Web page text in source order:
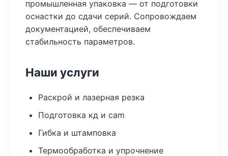
промышленная упаковка — от подготовки
оснастки до сдачи серий. Сопровождаем
документацией, обеспечиваем
стабильность параметров.
Наши услуги
Раскрой и лазерная резка
Подготовка кд и cam
Гибка и штамповка
Термообработка и упрочнение